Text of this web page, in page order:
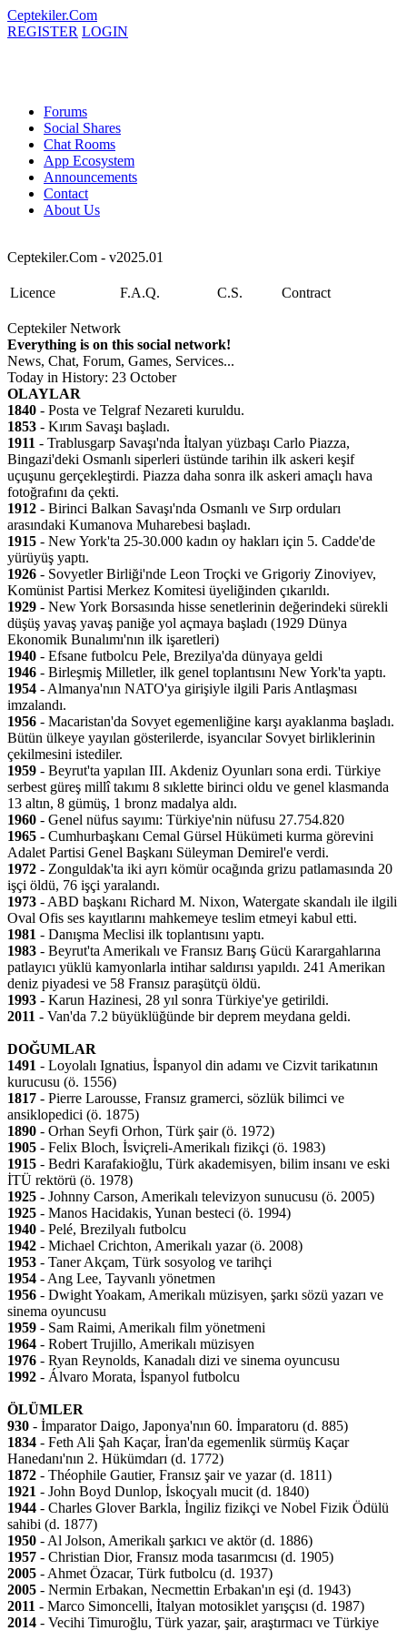
Ceptekiler.Com
REGISTER LOGIN
Forums
Social Shares
Chat Rooms
App Ecosystem
Announcements
Contact
About Us
Ceptekiler.Com - v2025.01
Licence F.A.Q. C.S. Contract
Ceptekiler Network
Everything is on this social network!
News, Chat, Forum, Games, Services...
Today in History: 23 October
OLAYLAR
1840 - Posta ve Telgraf Nezareti kuruldu.
1853 - Kırım Savaşı başladı.
1911 - Trablusgarp Savaşı'nda İtalyan yüzbaşı Carlo Piazza,
Bingazi'deki Osmanlı siperleri üstünde tarihin ilk askeri keşif
uçuşunu gerçekleştirdi. Piazza daha sonra ilk askeri amaçlı hava
fotoğrafını da çekti.
1912 - Birinci Balkan Savaşı'nda Osmanlı ve Sırp orduları
arasındaki Kumanova Muharebesi başladı.
1915 - New York'ta 25-30.000 kadın oy hakları için 5. Cadde'de
yürüyüş yaptı.
1926 - Sovyetler Birliği'nde Leon Troçki ve Grigoriy Zinoviyev,
Komünist Partisi Merkez Komitesi üyeliğinden çıkarıldı.
1929 - New York Borsasında hisse senetlerinin değerindeki sürekli
düşüş yavaş yavaş paniğe yol açmaya başladı (1929 Dünya
Ekonomik Bunalımı'nın ilk işaretleri)
1940 - Efsane futbolcu Pele, Brezilya'da dünyaya geldi
1946 - Birleşmiş Milletler, ilk genel toplantısını New York'ta yaptı.
1954 - Almanya'nın NATO'ya girişiyle ilgili Paris Antlaşması
imzalandı.
1956 - Macaristan'da Sovyet egemenliğine karşı ayaklanma başladı.
Bütün ülkeye yayılan gösterilerde, isyancılar Sovyet birliklerinin
çekilmesini istediler.
1959 - Beyrut'ta yapılan III. Akdeniz Oyunları sona erdi. Türkiye
serbest güreş millî takımı 8 sıklette birinci oldu ve genel klasmanda
13 altın, 8 gümüş, 1 bronz madalya aldı.
1960 - Genel nüfus sayımı: Türkiye'nin nüfusu 27.754.820
1965 - Cumhurbaşkanı Cemal Gürsel Hükümeti kurma görevini
Adalet Partisi Genel Başkanı Süleyman Demirel'e verdi.
1972 - Zonguldak'ta iki ayrı kömür ocağında grizu patlamasında 20
işçi öldü, 76 işçi yaralandı.
1973 - ABD başkanı Richard M. Nixon, Watergate skandalı ile ilgili
Oval Ofis ses kayıtlarını mahkemeye teslim etmeyi kabul etti.
1981 - Danışma Meclisi ilk toplantısını yaptı.
1983 - Beyrut'ta Amerikalı ve Fransız Barış Gücü Karargahlarına
patlayıcı yüklü kamyonlarla intihar saldırısı yapıldı. 241 Amerikan
deniz piyadesi ve 58 Fransız paraşütçü öldü.
1993 - Karun Hazinesi, 28 yıl sonra Türkiye'ye getirildi.
2011 - Van'da 7.2 büyüklüğünde bir deprem meydana geldi.
DOĞUMLAR
1491 - Loyolalı Ignatius, İspanyol din adamı ve Cizvit tarikatının
kurucusu (ö. 1556)
1817 - Pierre Larousse, Fransız gramerci, sözlük bilimci ve
ansiklopedici (ö. 1875)
1890 - Orhan Seyfi Orhon, Türk şair (ö. 1972)
1905 - Felix Bloch, İsviçreli-Amerikalı fizikçi (ö. 1983)
1915 - Bedri Karafakioğlu, Türk akademisyen, bilim insanı ve eski
İTÜ rektörü (ö. 1978)
1925 - Johnny Carson, Amerikalı televizyon sunucusu (ö. 2005)
1925 - Manos Hacidakis, Yunan besteci (ö. 1994)
1940 - Pelé, Brezilyalı futbolcu
1942 - Michael Crichton, Amerikalı yazar (ö. 2008)
1953 - Taner Akçam, Türk sosyolog ve tarihçi
1954 - Ang Lee, Tayvanlı yönetmen
1956 - Dwight Yoakam, Amerikalı müzisyen, şarkı sözü yazarı ve
sinema oyuncusu
1959 - Sam Raimi, Amerikalı film yönetmeni
1964 - Robert Trujillo, Amerikalı müzisyen
1976 - Ryan Reynolds, Kanadalı dizi ve sinema oyuncusu
1992 - Álvaro Morata, İspanyol futbolcu
ÖLÜMLER
930 - İmparator Daigo, Japonya'nın 60. İmparatoru (d. 885)
1834 - Feth Ali Şah Kaçar, İran'da egemenlik sürmüş Kaçar
Hanedanı'nın 2. Hükümdarı (d. 1772)
1872 - Théophile Gautier, Fransız şair ve yazar (d. 1811)
1921 - John Boyd Dunlop, İskoçyalı mucit (d. 1840)
1944 - Charles Glover Barkla, İngiliz fizikçi ve Nobel Fizik Ödülü
sahibi (d. 1877)
1950 - Al Jolson, Amerikalı şarkıcı ve aktör (d. 1886)
1957 - Christian Dior, Fransız moda tasarımcısı (d. 1905)
2005 - Ahmet Özacar, Türk futbolcu (d. 1937)
2005 - Nermin Erbakan, Necmettin Erbakan'ın eşi (d. 1943)
2011 - Marco Simoncelli, İtalyan motosiklet yarışçısı (d. 1987)
2014 - Vecihi Timuroğlu, Türk yazar, şair, araştırmacı ve Türkiye